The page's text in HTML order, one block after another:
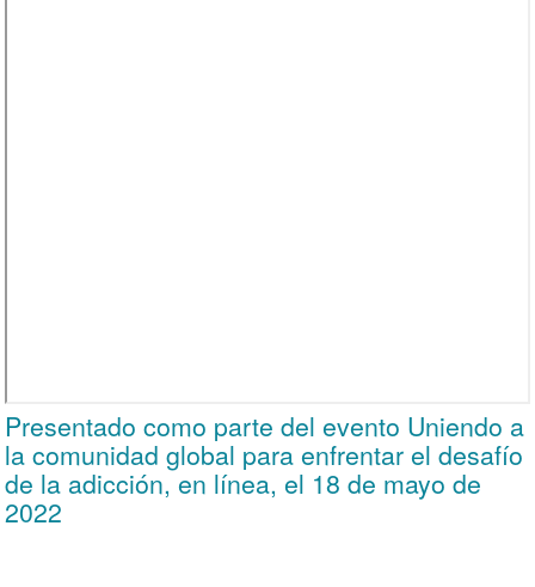
Presentado como parte del evento Uniendo a
la comunidad global para enfrentar el desafío
de la adicción, en línea, el 18 de mayo de
2022